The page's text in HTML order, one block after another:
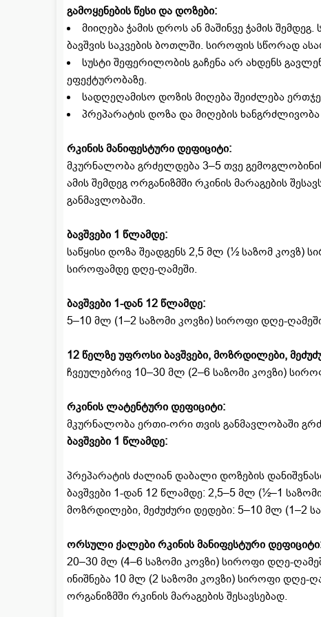
გამოყენების წესი და დოზები:
მიიღება ჭამის დროს ან მაშინვე ჭამის
ბავშვის საკვების ბოთლში. სიროფის სწორად
სუსტი შეფერილობის გაჩენა არ ახდენს
ეფექტურობაზე.
სადღეღამისო დოზის მიღება შეიძლება
პრეპარატის დოზა და მიღების
რკინის მანიფესტური დეფიციტი:
მკურნალობა გრძელდება 3–5 თვე
ამის შემდეგ ორგანიზმში რკინის მარაგების
განმავლობაში.
ბავშვები 1 წლამდე:
საწყისი დოზა შეადგენს 2,5 მლ (½ საზომ კოვზ)
სიროფამდე დღე-ღამეში.
ბავშვები 1-დან 12 წლამდე:
5–10 მლ (1–2 საზომი კოვზი) სიროფი დღე-
12 წელზე უფროსი ბავშვები, მოზრდილები,
ჩვეულებრივ 10–30 მლ (2–6 საზომი კოვზი)
რკინის ლატენტური დეფიციტი:
მკურნალობა ერთი-ორი თვის განმავლობაში
ბავშვები 1 წლამდე:
პრეპარატის ძალიან დაბალი დოზების
ბავშვები 1-დან 12 წლამდე: 2,5–5 მლ (½–1
მოზრდილები, მეძუძური დედები: 5–10 მლ (1–2
ორსული ქალები რკინის მანიფესტური
20–30 მლ (4–6 საზომი კოვზი) სიროფი დღე-
ინიშნება 10 მლ (2 საზომი კოვზი) სიროფი
ორგანიზმში რკინის მარაგების შესავსებად.